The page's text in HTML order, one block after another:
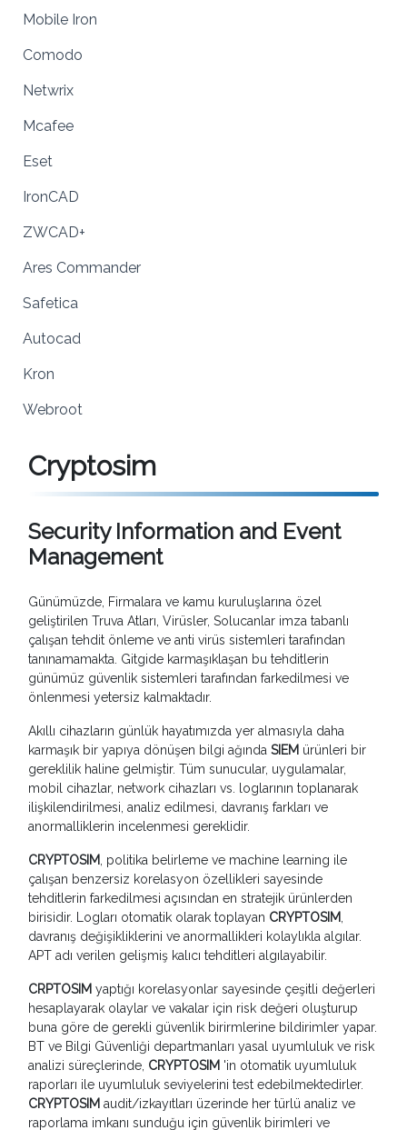
Cryptosim
Security Information and Event
Management
Günümüzde, Firmalara ve kamu kuruluşlarına özel
geliştirilen Truva Atları, Virüsler, Solucanlar imza tabanlı
çalışan tehdit önleme ve anti virüs sistemleri tarafından
tanınamamakta. Gitgide karmaşıklaşan bu tehditlerin
günümüz güvenlik sistemleri tarafından farkedilmesi ve
önlenmesi yetersiz kalmaktadır.
Akıllı cihazların günlük hayatımızda yer almasıyla daha
karmaşık bir yapıya dönüşen bilgi ağında SIEM ürünleri bir
gereklilik haline gelmiştir. Tüm sunucular, uygulamalar,
mobil cihazlar, network cihazları vs. loglarının toplanarak
ilişkilendirilmesi, analiz edilmesi, davranış farkları ve
anormalliklerin incelenmesi gereklidir.
CRYPTOSIM
, politika belirleme ve machine learning ile
çalışan benzersiz korelasyon özellikleri sayesinde
tehditlerin farkedilmesi açısından en stratejik ürünlerden
birisidir. Logları otomatik olarak toplayan CRYPTOSIM
davranış değişikliklerini ve anormallikleri kolaylıkla algılar.
APT adı verilen gelişmiş kalıcı tehditleri algılayabilir.
CRPTOSIM yaptığı korelasyonlar sayesinde çeşitli değerleri
hesaplayarak olaylar ve vakalar için risk değeri oluşturup
buna göre de gerekli güvenlik birirmlerine bildirimler yapar.
BT ve Bilgi Güvenliği departmanları yasal uyumluluk ve risk
analizi süreçlerinde, CRYPTOSIM 'in otomatik uyumluluk
raporları ile uyumluluk seviyelerini test edebilmektedirler.
CRYPTOSIM audit/izkayıtları üzerinde her türlü analiz ve
raporlama imkanı sunduğu için güvenlik birimleri ve
Mobile Iron
Comodo
Netwrix
Mcafee
Eset
IronCAD
ZWCAD+
Ares Commander
Safetica
Autocad
Kron
Webroot